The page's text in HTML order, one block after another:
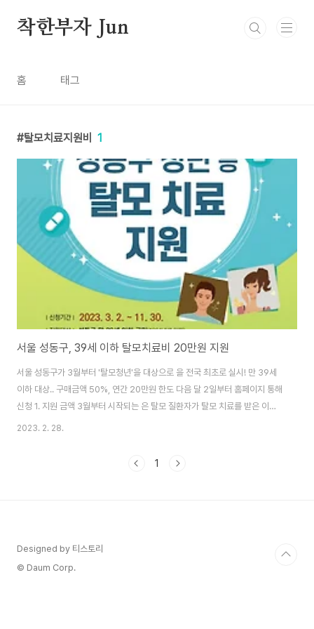
착한부자 Jun
홈 태그
탈모치료지원비 1
서울 성동구, 39세 이하 탈모치료비 20만원 지원
서울 성동구가 3월부터 '탈모청년'을 대상으로 을 전국 최초로 실시! 만 39세
이하 대상.. 구매금액 50%, 연간 20만원 한도 다음 달 2일부터 홈페이지 통해
신청 1. 지원 금액 3월부터 시작되는 은 탈모 질환자가 탈모 치료를 받은 이후
해당 금액을 구에서 보전하는 방식으로 진행되게 된다. 보전금액은 1인 기준 구
용 약은 '프로페시아'이다. 남성호르몬을 억제하는 피나스테리드 성분으로 제
2023. 2. 28.
1
Designed by 티스토리
© Daum Corp.